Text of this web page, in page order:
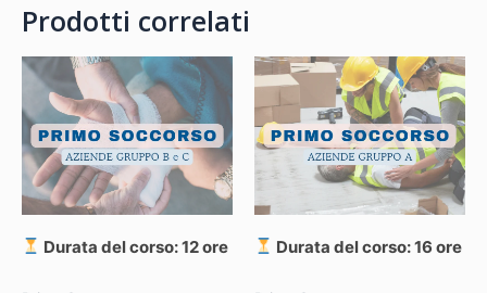
Prodotti correlati
Durata del corso: 12 ore Durata del corso: 16 ore